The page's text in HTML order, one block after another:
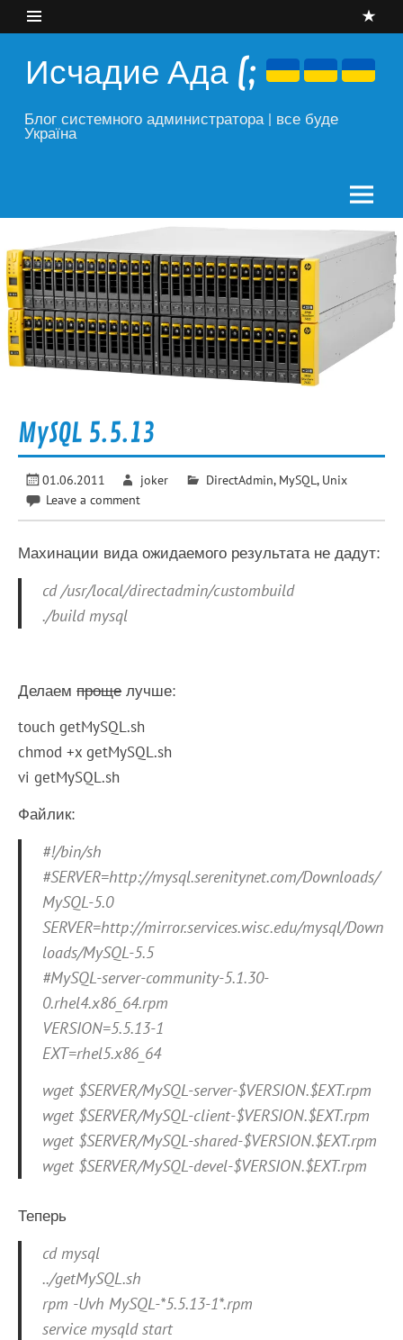
content
Исчадие Ада (;
Блог системного администратора | все буде
Україна
MySQL 5.5.13
01.06.2011 joker DirectAdmin, MySQL, Unix
Leave a comment
Махинации вида ожидаемого результата не дадут:
cd /usr/local/directadmin/custombuild
./build mysql
Делаемпрощелучше:
touch getMySQL.sh
chmod +x getMySQL.sh
vi getMySQL.sh
Файлик:
#!/bin/sh
#SERVER=http://mysql.serenitynet.com/Downloads/
MySQL-5.0
SERVER=http://mirror.services.wisc.edu/mysql/Down
loads/MySQL-5.5
#MySQL-server-community-5.1.30-
0.rhel4.x86_64.rpm
VERSION=5.5.13-1
EXT=rhel5.x86_64
wget $SERVER/MySQL-server-$VERSION.$EXT.rpm
wget $SERVER/MySQL-client-$VERSION.$EXT.rpm
wget $SERVER/MySQL-shared-$VERSION.$EXT.rpm
wget $SERVER/MySQL-devel-$VERSION.$EXT.rpm
Теперь
cd mysql
../getMySQL.sh
rpm -Uvh MySQL-*5.5.13-1*.rpm
service mysqld start